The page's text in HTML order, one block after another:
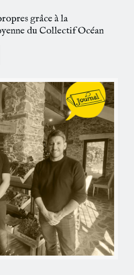
grâce à la
du Collectif Océan